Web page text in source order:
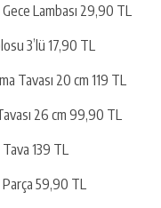
Lambası 29,90 TL
3’lü 17,90 TL
Tavası 20 cm 119 TL
26 cm 99,90 TL
139 TL
59,90 TL